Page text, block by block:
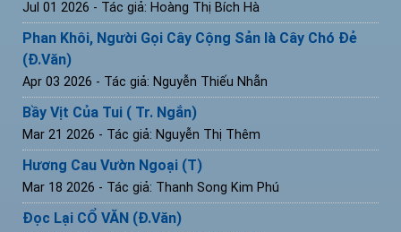
Jul 01 2026 - Tác giả: Hoàng Thị Bích Hà
Phan Khôi, Người Gọi Cây Cộng Sản là Cây Chó Đẻ
(Đ.Văn)
Apr 03 2026 - Tác giả: Nguyễn Thiếu Nhẫn
Bầy Vịt Của Tui ( Tr. Ngắn)
Mar 21 2026 - Tác giả: Nguyễn Thị Thêm
Hương Cau Vườn Ngoại (T)
Mar 18 2026 - Tác giả: Thanh Song Kim Phú
Đọc Lại CỔ VĂN (Đ.Văn)